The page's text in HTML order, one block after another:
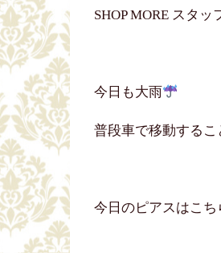
ッ
プ
SHOP MORE スタッ
今日も大雨
普段車で移動する
今日のピアスはこち